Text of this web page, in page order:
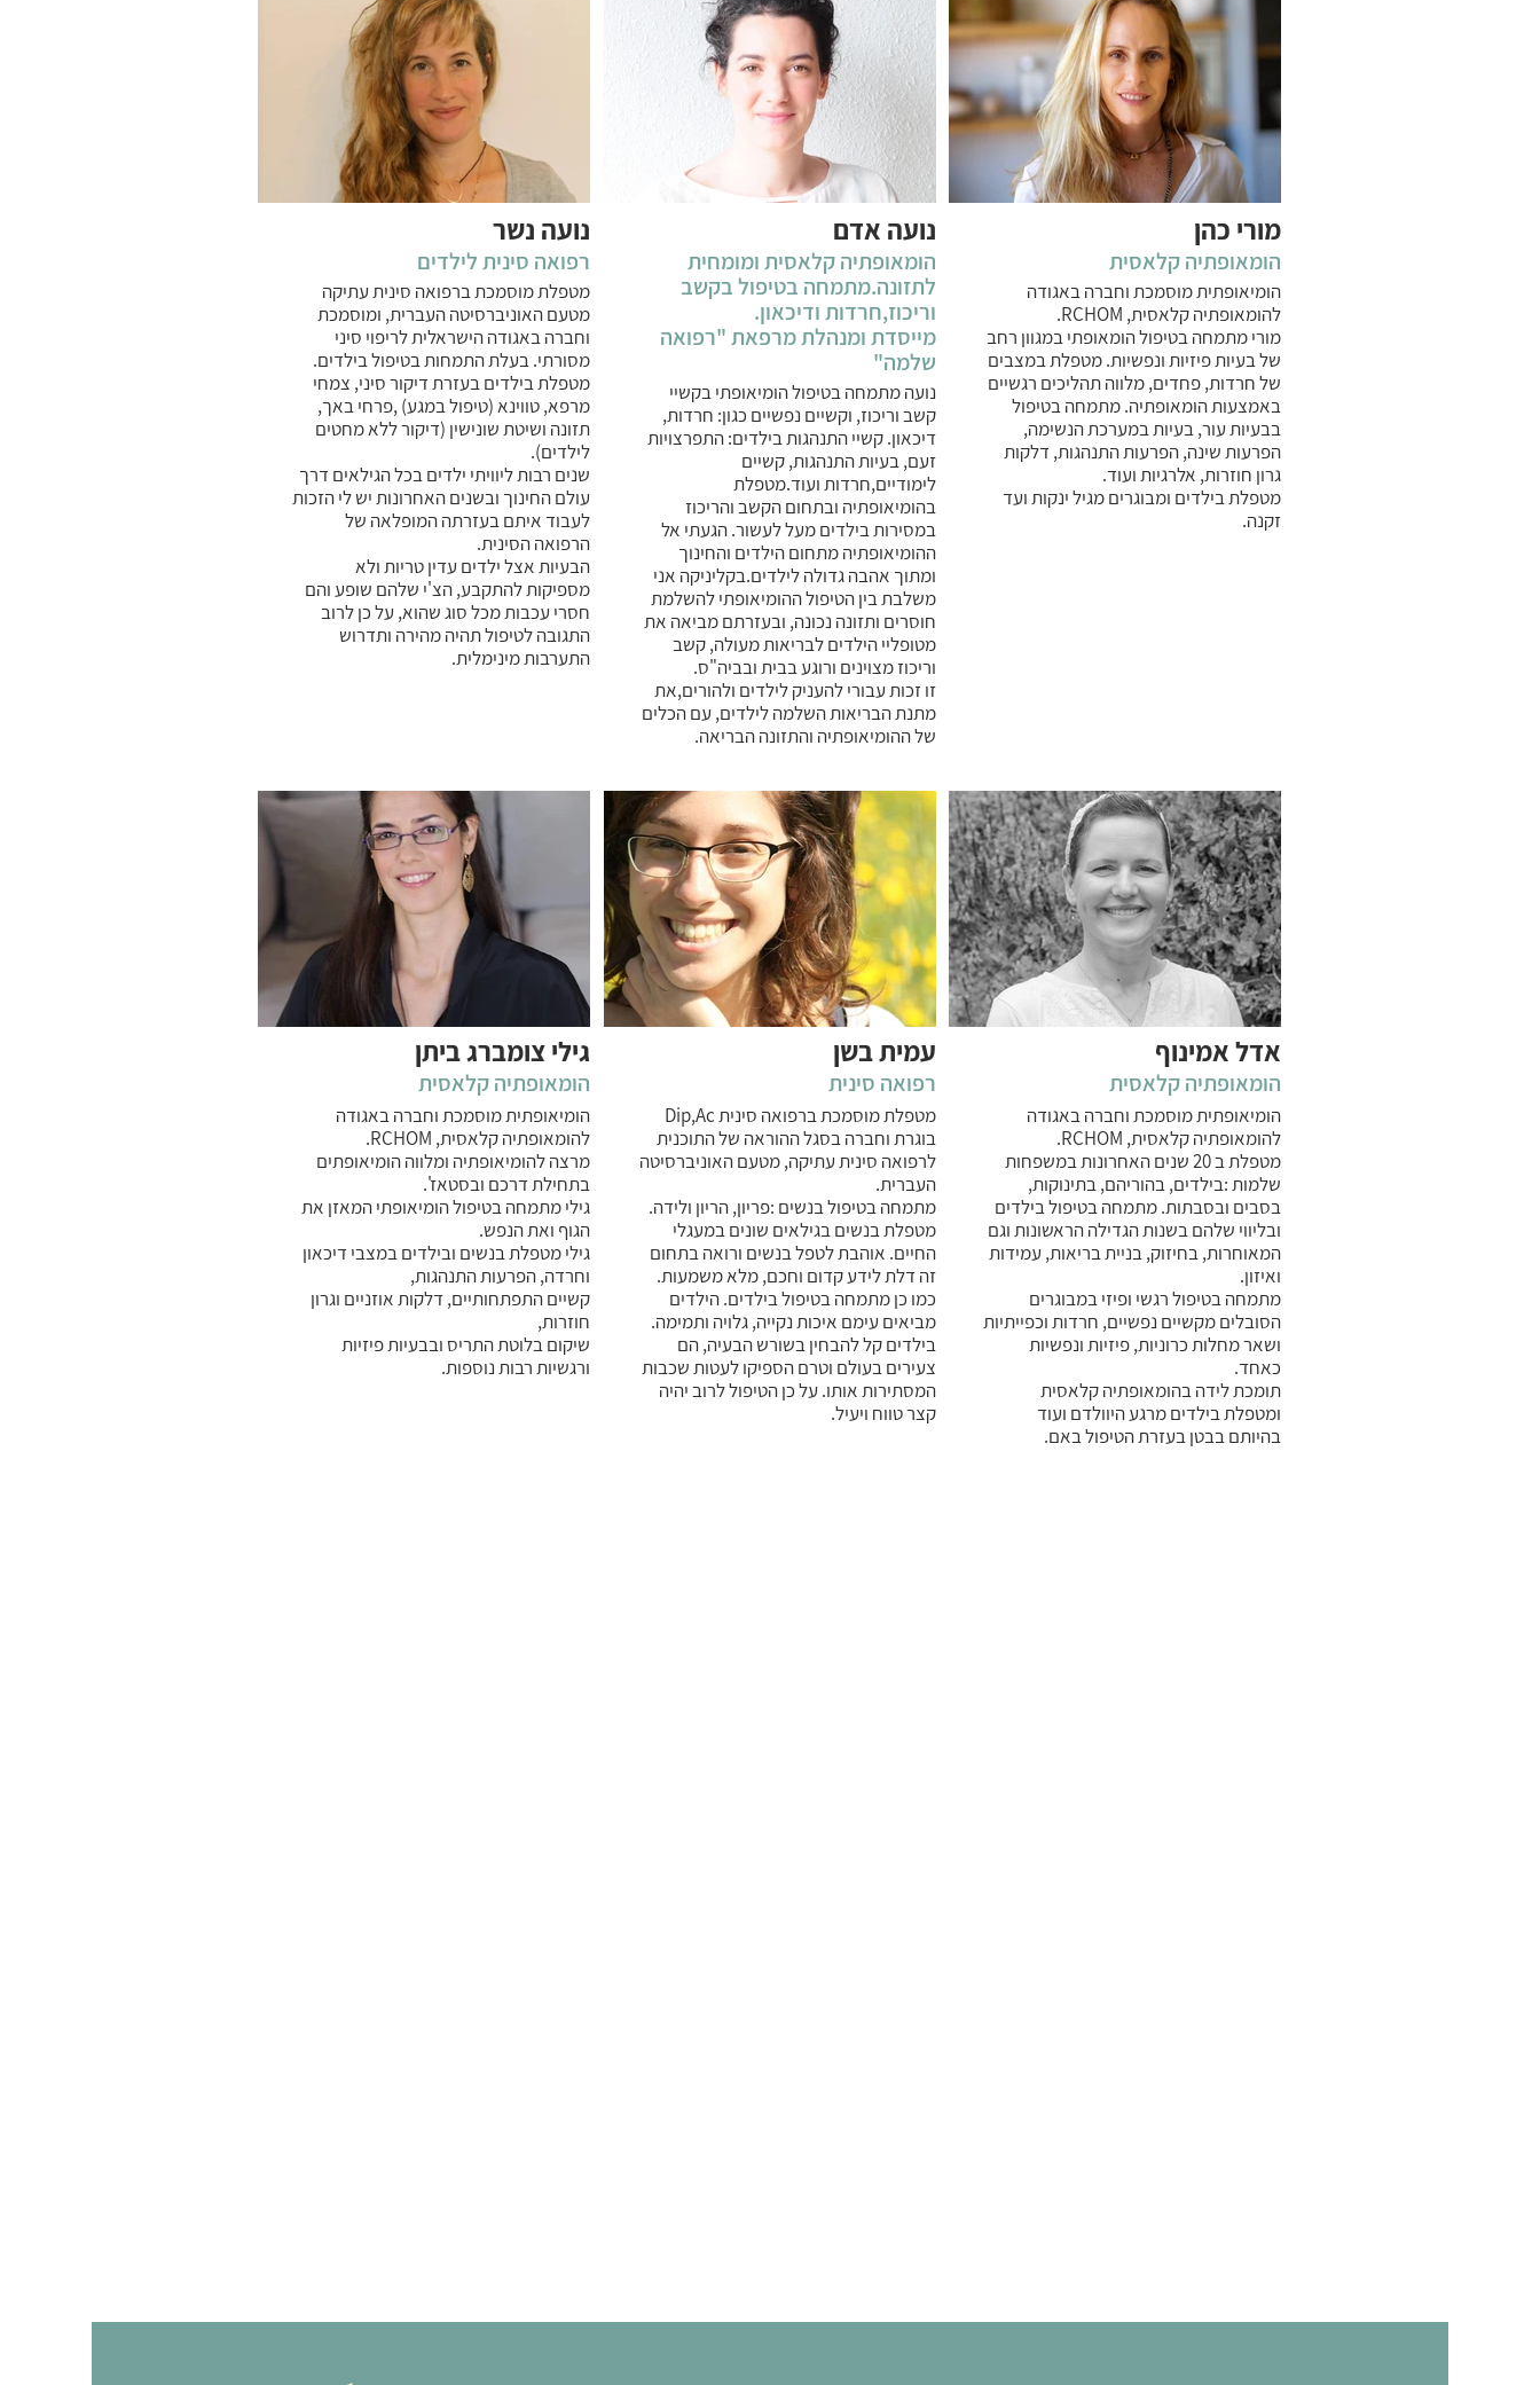
נועה נשר
רפואה סינית לילדים
מטפלת מוסמכת ברפואה סינית עתיקה
מטעם האוניברסיטה העברית, ומוסמכת
וחברה באגודה הישראלית לריפוי סיני
מסורתי. בעלת התמחות בטיפול בילדים.
מטפלת בילדים בעזרת דיקור סיני, צמחי
מרפא, טווינא (טיפול במגע) ,פרחי באך,
תזונה ושיטת שונישין (דיקור ללא מחטים
לילדים).
שנים רבות ליוויתי ילדים בכל הגילאים דרך
עולם החינוך ובשנים האחרונות יש לי הזכות
לעבוד איתם בעזרתה המופלאה של
הרפואה הסינית.
הבעיות אצל ילדים עדין טריות ולא
מספיקות להתקבע, הצ'י שלהם שופע והם
חסרי עכבות מכל סוג שהוא, על כן לרוב
התגובה לטיפול תהיה מהירה ותדרוש
התערבות מינימלית.
נועה אדם
הומאופתיה קלאסית ומומחית
לתזונה.מתמחה בטיפול בקשב
וריכוז,חרדות ודיכאון.
מייסדת ומנהלת מרפאת "רפואה
שלמה"
נועה מתמחה בטיפול הומיאופתי בקשיי
קשב וריכוז, וקשיים נפשיים כגון: חרדות,
דיכאון. קשיי התנהגות בילדים: התפרצויות
זעם, בעיות התנהגות, קשיים
לימודיים,חרדות ועוד.מטפלת
בהומיאופתיה ובתחום הקשב והריכוז
במסירות בילדים מעל לעשור. הגעתי אל
ההומיאופתיה מתחום הילדים והחינוך
ומתוך אהבה גדולה לילדים.בקליניקה אני
משלבת בין הטיפול ההומיאופתי להשלמת
חוסרים ותזונה נכונה, ובעזרתם מביאה את
מטופליי הילדים לבריאות מעולה, קשב
וריכוז מצוינים ורוגע בבית ובביה"ס.
זו זכות עבורי להעניק לילדים ולהורים,את
מתנת הבריאות השלמה לילדים, עם הכלים
של ההומיאופתיה והתזונה הבריאה.
מורי כהן
הומאופתיה קלאסית
הומיאופתית מוסמכת וחברה באגודה
להומאופתיה קלאסית, RCHOM.
מורי מתמחה בטיפול הומאופתי במגוון רחב
של בעיות פיזיות ונפשיות. מטפלת במצבים
של חרדות, פחדים, מלווה תהליכים רגשיים
באמצעות הומאופתיה. מתמחה בטיפול
בבעיות עור, בעיות במערכת הנשימה,
הפרעות שינה, הפרעות התנהגות, דלקות
גרון חוזרות, אלרגיות ועוד.
מטפלת בילדים ומבוגרים מגיל ינקות ועד
זקנה.
גילי צומברג ביתן
הומאופתיה קלאסית
הומיאופתית מוסמכת וחברה באגודה
להומאופתיה קלאסית, RCHOM.
מרצה להומיאופתיה ומלווה הומיאופתים
בתחילת דרכם ובסטאז'.
גילי מתמחה בטיפול הומיאופתי המאזן את
הגוף ואת הנפש.
גילי מטפלת בנשים ובילדים במצבי דיכאון
וחרדה, הפרעות התנהגות,
קשיים התפתחותיים, דלקות אוזניים וגרון
חוזרות,
שיקום בלוטת התריס ובבעיות פיזיות
ורגשיות רבות נוספות.
עמית בשן
רפואה סינית
מטפלת מוסמכת ברפואה סינית Dip,Ac
בוגרת וחברה בסגל ההוראה של התוכנית
לרפואה סינית עתיקה, מטעם האוניברסיטה
העברית.
מתמחה בטיפול בנשים :פריון, הריון ולידה.
מטפלת בנשים בגילאים שונים במעגלי
החיים. אוהבת לטפל בנשים ורואה בתחום
זה דלת לידע קדום וחכם, מלא משמעות.
כמו כן מתמחה בטיפול בילדים. הילדים
מביאים עימם איכות נקייה, גלויה ותמימה.
בילדים קל להבחין בשורש הבעיה, הם
צעירים בעולם וטרם הספיקו לעטות שכבות
המסתירות אותו. על כן הטיפול לרוב יהיה
קצר טווח ויעיל.
אדל אמינוף
הומאופתיה קלאסית
הומיאופתית מוסמכת וחברה באגודה
להומאופתיה קלאסית, RCHOM.
מטפלת ב 20 שנים האחרונות במשפחות
שלמות :בילדים, בהוריהם, בתינוקות,
בסבים ובסבתות. מתמחה בטיפול בילדים
ובליווי שלהם בשנות הגדילה הראשונות וגם
המאוחרות, בחיזוק, בניית בריאות, עמידות
ואיזון.
מתמחה בטיפול רגשי ופיזי במבוגרים
הסובלים מקשיים נפשיים, חרדות וכפייתיות
ושאר מחלות כרוניות, פיזיות ונפשיות
כאחד.
תומכת לידה בהומאופתיה קלאסית
ומטפלת בילדים מרגע היוולדם ועוד
בהיותם בבטן בעזרת הטיפול באם.